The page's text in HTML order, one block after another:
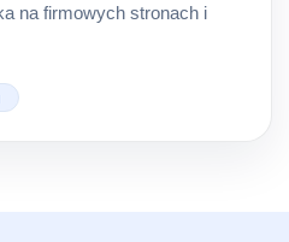
na firmowych stronach i